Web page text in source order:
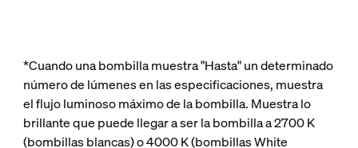
*Cuando una bombilla muestra "Hasta" un determinado
número de lúmenes en las especificaciones, muestra
el flujo luminoso máximo de la bombilla. Muestra lo
brillante que puede llegar a ser la bombilla a 2700 K
(bombillas blancas) o 4000 K (bombillas White